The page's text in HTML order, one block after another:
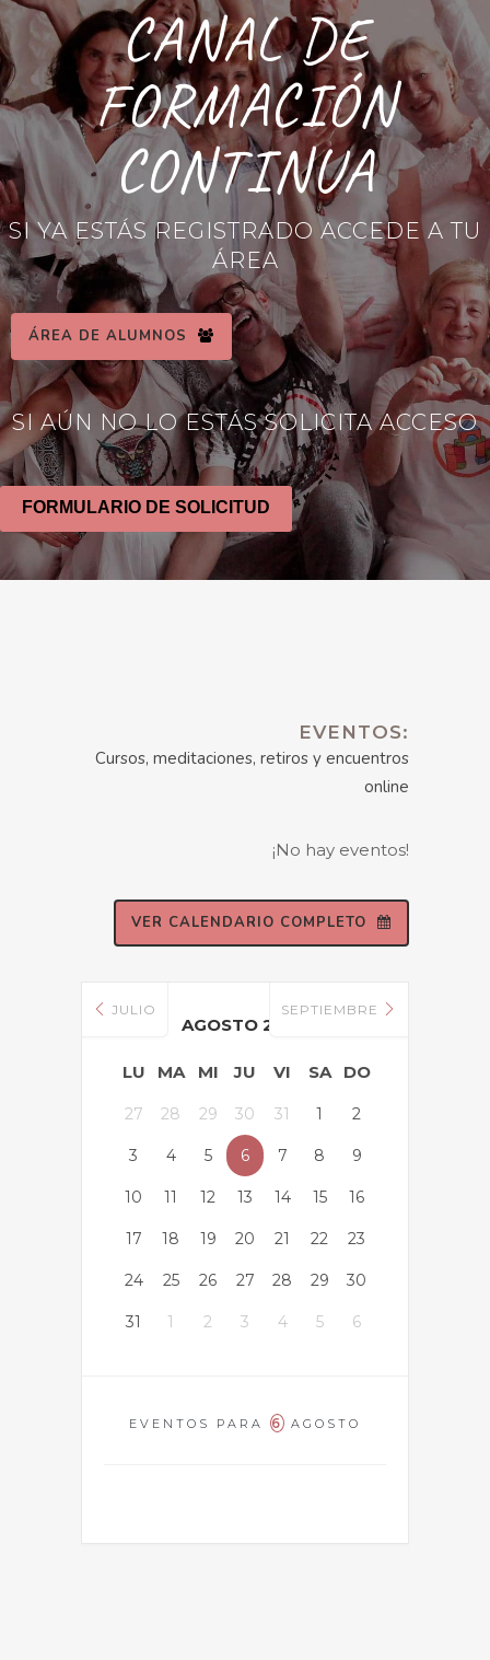
CANAL DE
FORMACIÓN
CONTINUA
SI YA ESTÁS REGISTRADO ACCEDE A TU
ÁREA
ÁREA DE ALUMNOS
SI AÚN NO LO ESTÁS SOLICITA ACCESO
FORMULARIO DE SOLICITUD
EVENTOS:
Cursos, meditaciones, retiros y encuentros
online
¡No hay eventos!
VER CALENDARIO COMPLETO
JULIO
AGOSTO 2026
SEPTIEMBRE
LU MA MI JU VI SA DO
27 28 29 30 31 1 2
3 4 5 6 7 8 9
10 11 12 13 14 15 16
17 18 19 20 21 22 23
24 25 26 27 28 29 30
31 1 2 3 4 5 6
EVENTOS PARA 6 AGOSTO